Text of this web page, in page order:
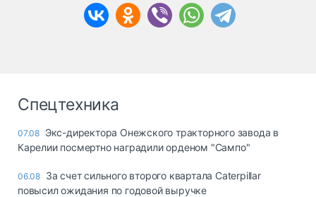
Спецтехника
07.08 Экс-директора Онежского тракторного завода в
Карелии посмертно наградили орденом "Сампо"
06.08 За счет сильного второго квартала Caterpillar
повысил ожидания по годовой выручке